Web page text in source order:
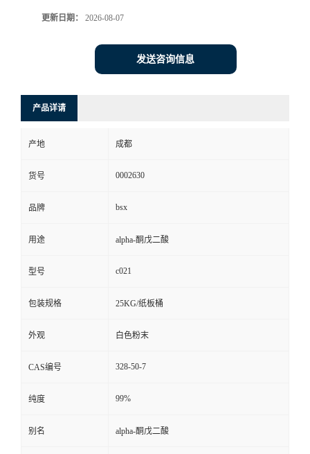
更新日期： 2026-08-07
发送咨询信息
产品详请
产地 成都
货号 0002630
品牌 bsx
用途 alpha-酮戊二酸
型号 c021
包装规格 25KG/纸板桶
外观 白色粉末
CAS编号 328-50-7
纯度 99%
别名 alpha-酮戊二酸